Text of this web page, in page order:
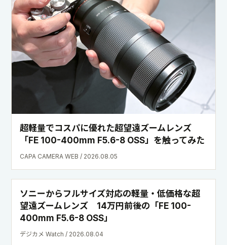
超軽量でコスパに優れた超望遠ズームレンズ
「FE 100-400mm F5.6-8 OSS」を触ってみた
CAPA CAMERA WEB / 2026.08.05
ソニーからフルサイズ対応の軽量・低価格な超
望遠ズームレンズ 14万円前後の「FE 100-
400mm F5.6-8 OSS」
デジカメ Watch / 2026.08.04